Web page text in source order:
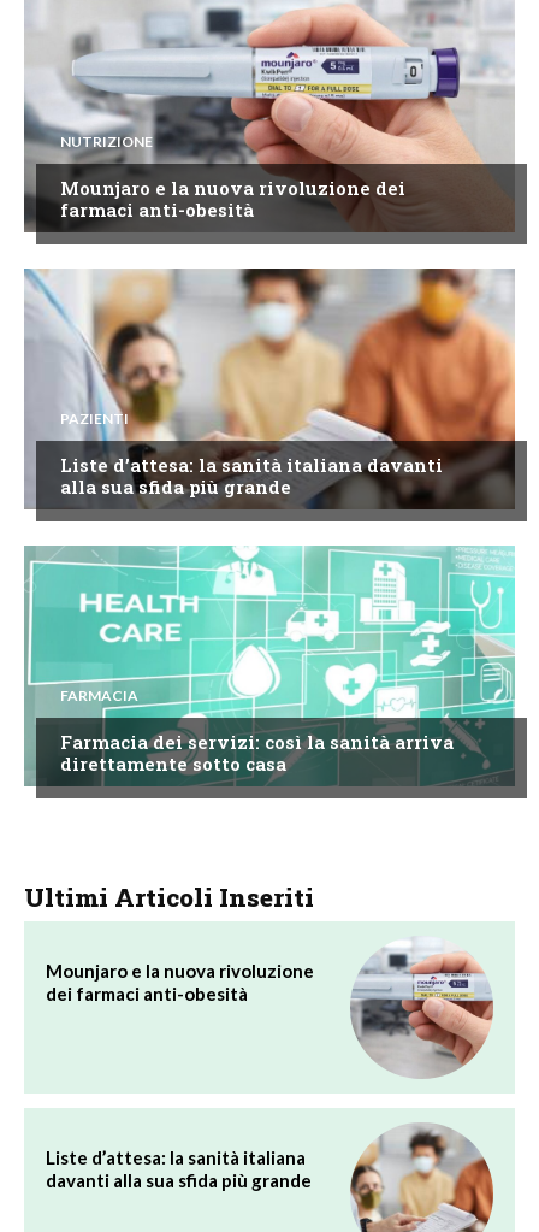
NUTRIZIONE
Mounjaro e la nuova rivoluzione dei
farmaci anti-obesità
PAZIENTI
Liste d’attesa: la sanità italiana davanti
alla sua sfida più grande
FARMACIA
Farmacia dei servizi: così la sanità arriva
direttamente sotto casa
Ultimi Articoli Inseriti
Mounjaro e la nuova rivoluzione
dei farmaci anti-obesità
Liste d’attesa: la sanità italiana
davanti alla sua sfida più grande